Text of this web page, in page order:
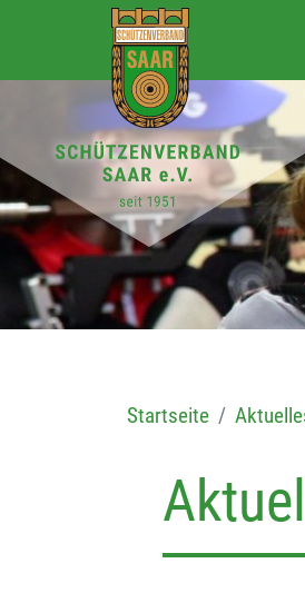
Startseite